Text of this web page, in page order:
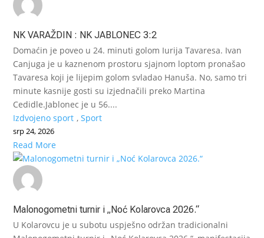
NK VARAŽDIN : NK JABLONEC 3:2
Domaćin je poveo u 24. minuti golom Iurija Tavaresa. Ivan
Canjuga je u kaznenom prostoru sjajnom loptom pronašao
Tavaresa koji je lijepim golom svladao Hanuša. No, samo tri
minute kasnije gosti su izjednačili preko Martina
Cedidle.Jablonec je u 56....
Izdvojeno sport ,Sport
srp 24, 2026
Read More
Malonogometni turnir i „Noć Kolarovca 2026.“
U Kolarovcu je u subotu uspješno održan tradicionalni